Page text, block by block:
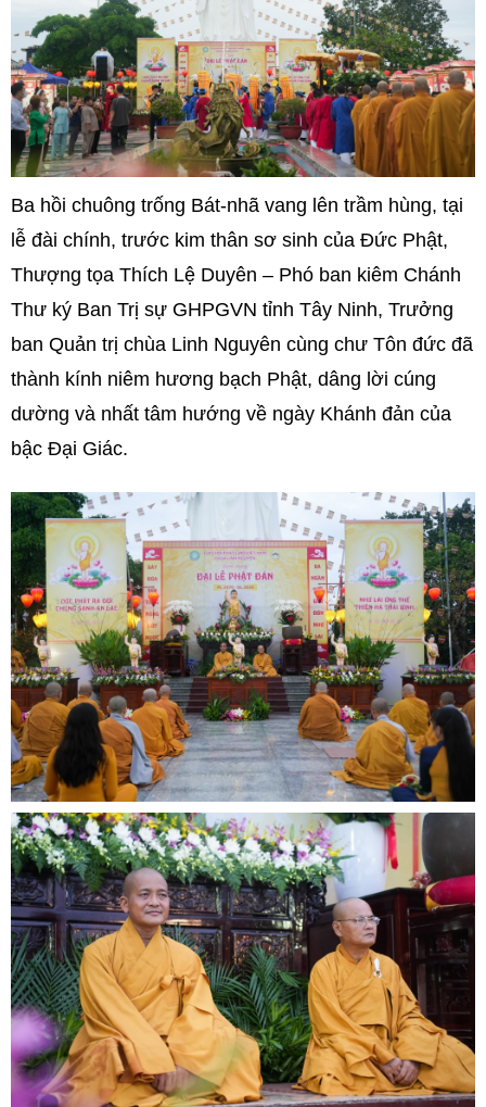
Ba hồi chuông trống Bát-nhã vang lên trầm hùng, tại
lễ đài chính, trước kim thân sơ sinh của Đức Phật,
Thượng tọa Thích Lệ Duyên – Phó ban kiêm Chánh
Thư ký Ban Trị sự GHPGVN tỉnh Tây Ninh, Trưởng
ban Quản trị chùa Linh Nguyên cùng chư Tôn đức đã
thành kính niêm hương bạch Phật, dâng lời cúng
dường và nhất tâm hướng về ngày Khánh đản của
bậc Đại Giác.